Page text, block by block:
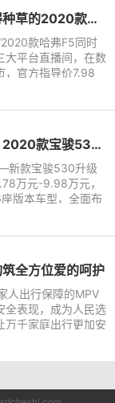
直播间确认过眼神，是值得种草的2020款哈弗F5
款哈弗F5同时
大平台直播间，在数
，官方指导价7.98
魅力？
中国原版全球车升级上市，2020款宝骏530售价7.78-9.98万元
新款宝骏530升级
万元-9.98万元，
版本车型，全面布
车联网系统，动力
全方位爱的呵护
人出行保障的MPV
全表现，成为人民选
万千家庭出行更加安
标杆的五菱凯